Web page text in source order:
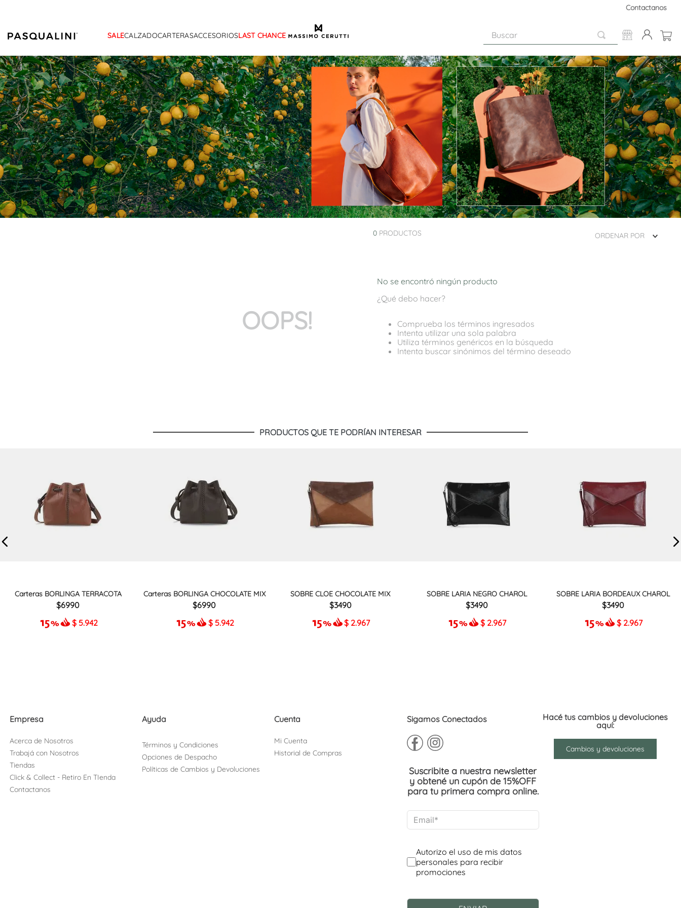
Contactanos
SALECALZADOCARTERASACCESORIOSLAST CHANCE
0 PRODUCTOS ORDENAR POR
OOPS!
No se encontró ningún producto
¿Qué debo hacer?
Comprueba los términos ingresados
Intenta utilizar una sola palabra
Utiliza términos genéricos en la búsqueda
Intenta buscar sinónimos del término deseado
PRODUCTOS QUE TE PODRÍAN INTERESAR
Carteras BORLINGA TERRACOTA
6990
$ 5.942
Carteras BORLINGA CHOCOLATE MIX
6990
$ 5.942
SOBRE CLOE CHOCOLATE MIX
3490
$ 2.967
SOBRE LARIA NEGRO CHAROL
3490
$ 2.967
SOBRE LARIA BORDEAUX CHAROL
3490
$ 2.967
Empresa
Acerca de Nosotros
Trabajá con Nosotros
Tiendas
Click & Collect - Retiro En TIenda
Contactanos
Ayuda
Términos y Condiciones
Opciones de Despacho
Políticas de Cambios y Devoluciones
Cuenta
Mi Cuenta
Historial de Compras
Sigamos Conectados
Suscribite a nuestra newsletter
y obtené un cupón de 15%OFF
para tu primera compra online.
Hacé tus cambios y devoluciones
aquí:
Cambios y devoluciones
TÉRMINOS MÁS BUSCADOS
1.
sandalias
2.
mocasin
3.
sandalia
4.
botas
5.
zapato
6.
cartera
7.
botin
8.
ballerina
9.
tina